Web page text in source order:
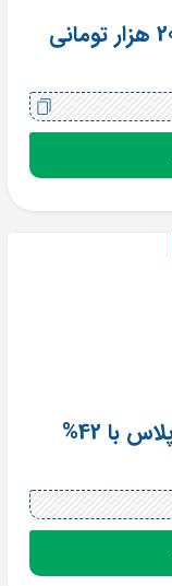
استایل مردانه بزن با تخفیف 200 هزار تومانی
خرید اشتراک 3 ماهه دیجی پلاس با 42%